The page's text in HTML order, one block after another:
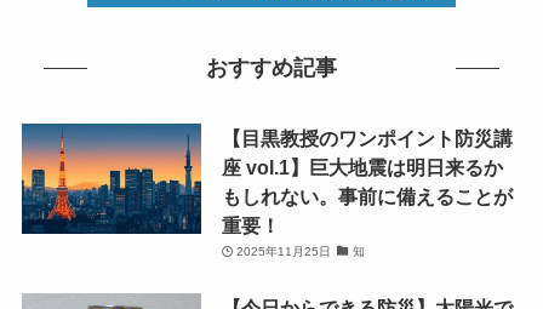
おすすめ記事
【目黒教授のワンポイント防災講
座 vol.1】巨大地震は明日来るか
もしれない。事前に備えることが
重要！
2025年11月25日 知